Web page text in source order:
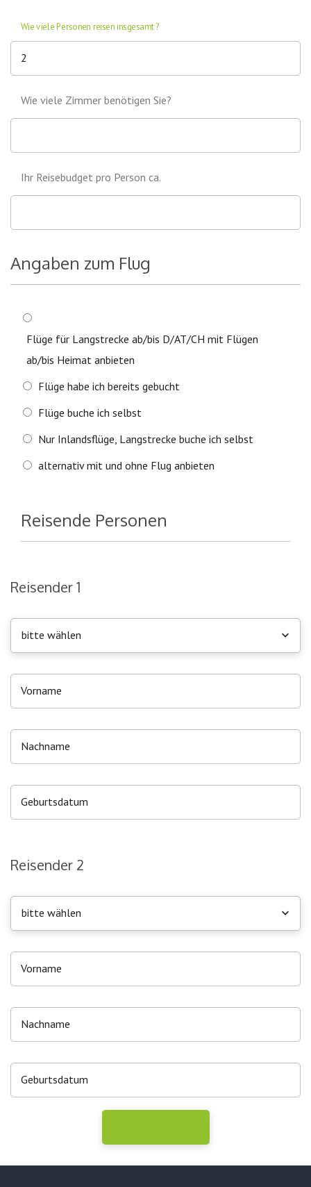
Wie viele Personen reisen insgesamt?
Wie viele Zimmer benötigen Sie?
Ihr Reisebudget pro Person ca.
Angaben zum Flug
Flüge für Langstrecke ab/bis D/AT/CH mit Flügen
ab/bis Heimat anbieten
Flüge habe ich bereits gebucht
Flüge buche ich selbst
Nur Inlandsflüge, Langstrecke buche ich selbst
alternativ mit und ohne Flug anbieten
Reisende Personen
Reisender 1
bitte wählen
Reisender 2
bitte wählen